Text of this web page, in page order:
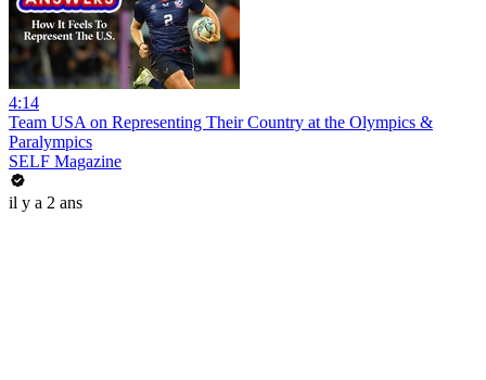
4:14
Team USA on Representing Their Country at the Olympics &
Paralympics
SELF Magazine
il y a 2 ans